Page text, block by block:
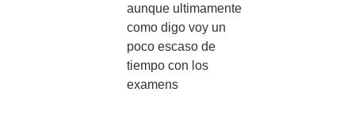
aunque ultimamente
como digo voy un
poco escaso de
tiempo con los
examens